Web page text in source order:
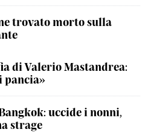
trovato morto sulla
di Valerio Mastandrea:
pancia»
uccide i nonni,
strage